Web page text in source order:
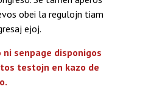
obei la regulojn tiam
ejoj.
senpage disponigos
testojn en kazo de